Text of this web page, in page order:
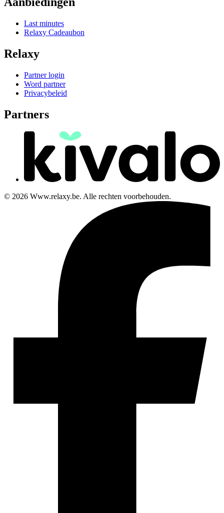
Last minutes
Relaxy Cadeaubon
Relaxy
Partner login
Word partner
Privacybeleid
Partners
© 2026 Www.relaxy.be. Alle rechten voorbehouden.